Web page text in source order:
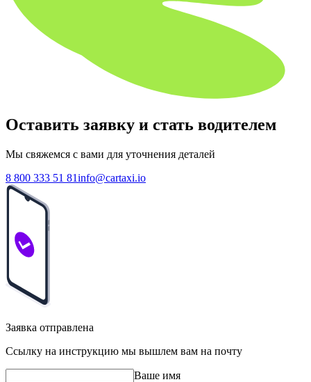
Оставить заявку и стать водителем
Мы свяжемся с вами для уточнения деталей
8 800 333 51 81info@cartaxi.io
Заявка отправлена
Ссылку на инструкцию мы вышлем вам на почту
Ваше имя